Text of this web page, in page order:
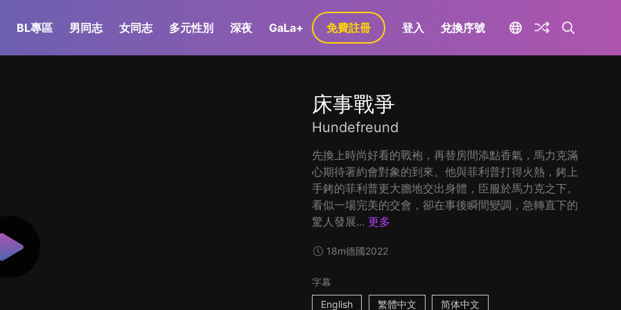
BL專區 男同志 女同志 多元性別 深夜 GaLa+ 免費註冊 登入 兌換序號
床事戰爭
Hundefreund
先換上時尚好看的戰袍，再替房間添點香氣，馬力克滿
心期待著約會對象的到來。他與菲利普打得火熱，銬上
手銬的菲利普更大膽地交出身體，臣服於馬力克之下。
看似一場完美的交會，卻在事後瞬間變調，急轉直下的
驚人發展... 更多
18m德國2022
字幕
English
繁體中文 简体中文